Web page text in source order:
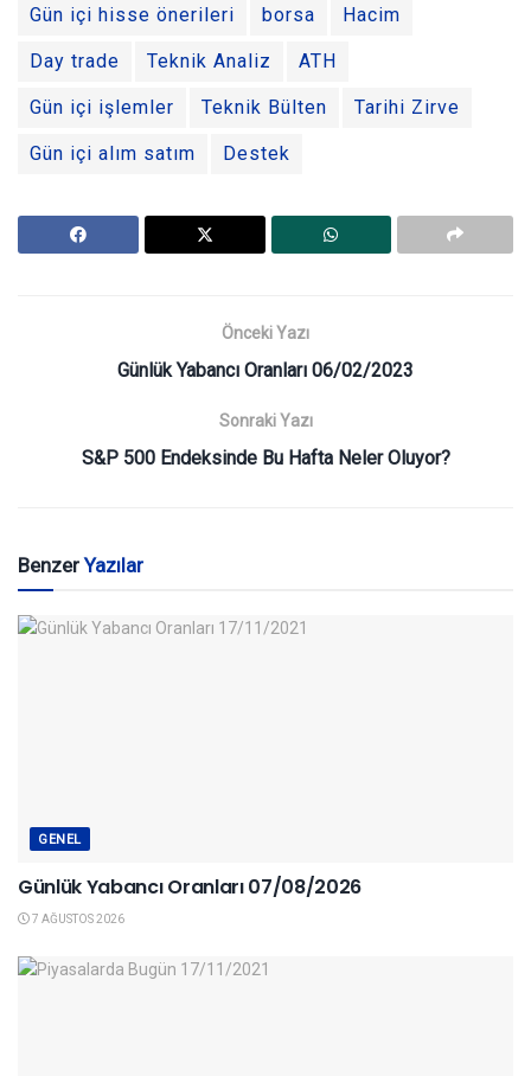
Gün içi hisse önerileri borsa Hacim
Day trade Teknik Analiz ATH
Gün içi işlemler Teknik Bülten Tarihi Zirve
Gün içi alım satım Destek
Önceki Yazı
Günlük Yabancı Oranları 06/02/2023
Sonraki Yazı
S&P 500 Endeksinde Bu Hafta Neler Oluyor?
BenzerYazılar
GENEL
Günlük Yabancı Oranları 07/08/2026
7 AĞUSTOS 2026